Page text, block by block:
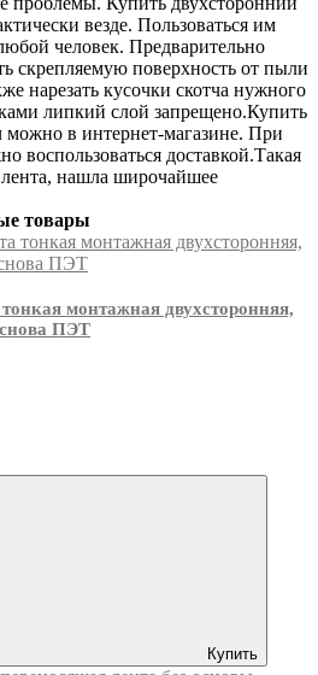
везде. Пользоваться им
человек. Предварительно
скрепляемую поверхность от пыли
нарезать кусочки скотча нужного
липкий слой запрещено.Купить
можно в интернет-магазине. При
воспользоваться доставкой.Такая
лента, нашла широчайшее
товары
монтажная двухсторонняя,
ПЭТ
Купить